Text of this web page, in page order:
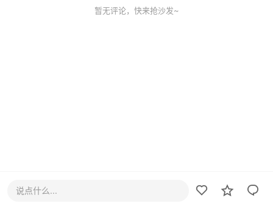
暂无评论，快来抢沙发~
说点什么...